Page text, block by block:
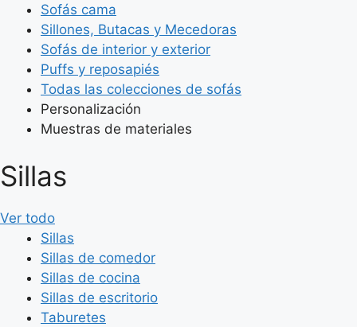
Sofás cama
Sillones, Butacas y Mecedoras
Sofás de interior y exterior
Puffs y reposapiés
Todas las colecciones de sofás
Personalización
Muestras de materiales
Sillas
Ver todo
Sillas
Sillas de comedor
Sillas de cocina
Sillas de escritorio
Taburetes